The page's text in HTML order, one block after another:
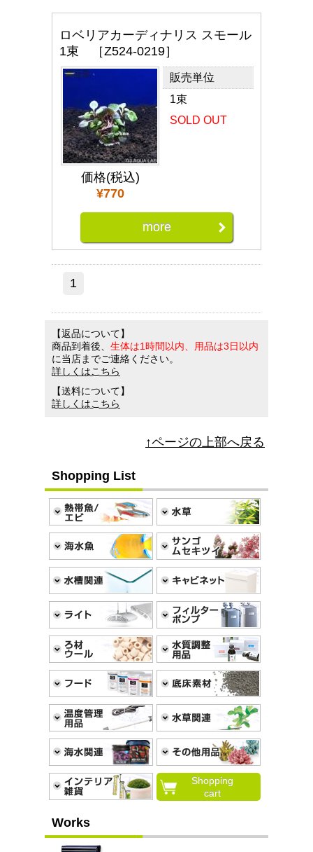
ロベリアカーディナリス スモール
1束 ［Z524-0219］
価格(税込)
¥770
販売単位
1束
SOLD OUT
more
1
【返品について】
商品到着後、 生体は1時間以内、用品は3日以内
に当店までご連絡ください。
詳しくはこちら
【送料について】
詳しくはこちら
↑ページの上部へ戻る
Shopping List
Shopping
cart
Works